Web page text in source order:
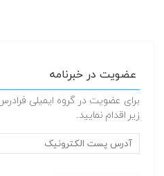
عضویت در خبرنامه
برای عضویت در گروه ایمیلی
زیر اقدام نمایید.